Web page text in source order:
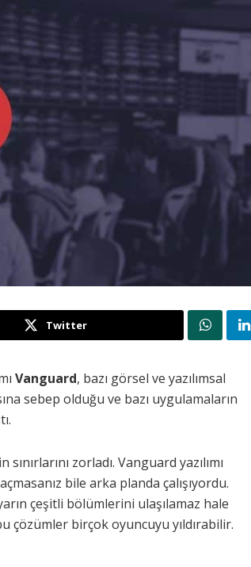
Twitter
Vanguard, bazı görsel ve yazılımsal
sebep olduğu ve bazı uygulamaların
zorladı. Vanguard yazılımı
bile arka planda çalışıyordu.
çeşitli bölümlerini ulaşılamaz hale
çözümler birçok oyuncuyu yıldırabilir.